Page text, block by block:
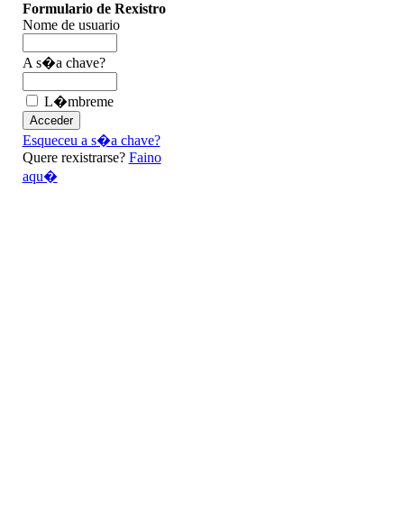
Formulario de Rexistro
Nome de usuario
A s�a chave?
L�mbreme
Esqueceu a s�a chave?
Quere rexistrarse? Faino
aqu�